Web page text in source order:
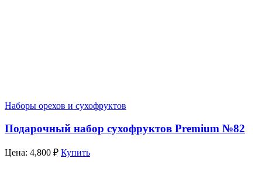
Наборы орехов и сухофруктов
Подарочный набор сухофруктов Premium №82
Цена: 4,800 ₽ Купить